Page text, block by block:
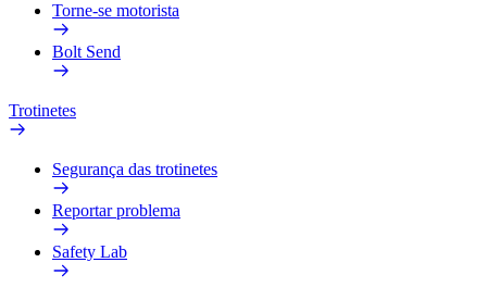
Torne-se motorista
Bolt Send
Trotinetes
Segurança das trotinetes
Reportar problema
Safety Lab